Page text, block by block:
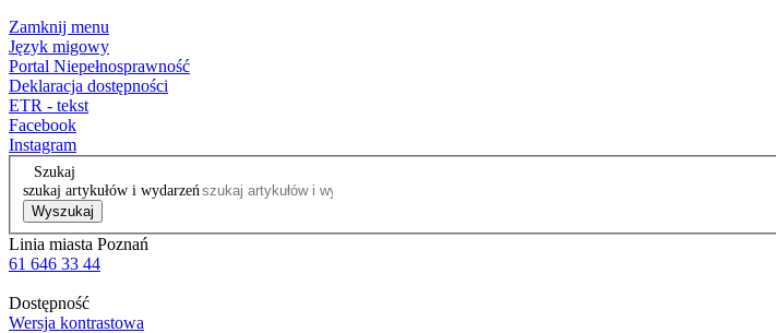
Zamknij menu
Język migowy
Portal Niepełnosprawność
Deklaracja dostępności
ETR - tekst
Facebook
Instagram
Szukaj
szukaj artykułów i wydarzeń
Wyszukaj
Linia miasta Poznań
61 646 33 44
Dostępność
Wersja kontrastowa